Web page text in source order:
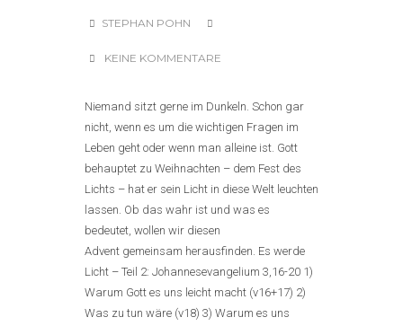
STEPHAN POHN
KEINE KOMMENTARE
Niemand sitzt gerne im Dunkeln. Schon gar
nicht, wenn es um die wichtigen Fragen im
Leben geht oder wenn man alleine ist. Gott
behauptet zu Weihnachten – dem Fest des
Lichts – hat er sein Licht in diese Welt leuchten
lassen. Ob das wahr ist und was es
bedeutet, wollen wir diesen
Advent gemeinsam herausfinden. Es werde
Licht – Teil 2: Johannesevangelium 3,16-20 1)
Warum Gott es uns leicht macht (v16+17) 2)
Was zu tun wäre (v18) 3) Warum es uns